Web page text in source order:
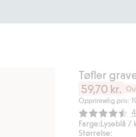
Tøfler
59,70 kr.
Opprinnelig pris:
Farge:Lyseblå /
Størrelse: